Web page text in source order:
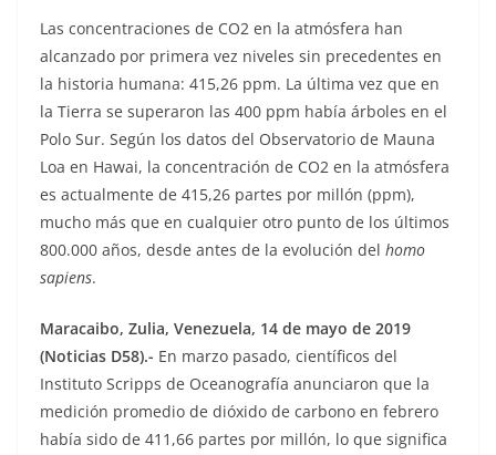
Las concentraciones de CO2 en la atmósfera han
alcanzado por primera vez niveles sin precedentes en
la historia humana: 415,26 ppm. La última vez que en
la Tierra se superaron las 400 ppm había árboles en el
Polo Sur. Según los datos del Observatorio de Mauna
Loa en Hawai, la concentración de CO2 en la atmósfera
es actualmente de 415,26 partes por millón (ppm),
mucho más que en cualquier otro punto de los últimos
800.000 años, desde antes de la evolución del homo
sapiens.
Maracaibo, Zulia, Venezuela, 14 de mayo de 2019
(Noticias D58).- En marzo pasado, científicos del
Instituto Scripps de Oceanografía anunciaron que la
medición promedio de dióxido de carbono en febrero
había sido de 411,66 partes por millón, lo que significa